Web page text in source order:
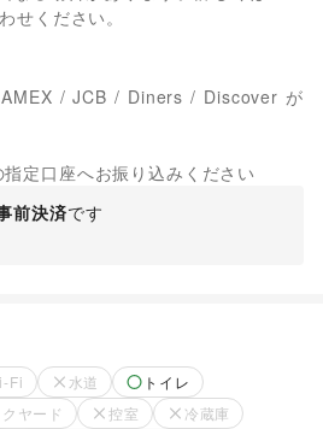
せください。
/ JCB / Diners / Discover が
定口座へお振り込みください
前決済です
Fi 水道
トイレ
ヤード 控室
冷蔵庫